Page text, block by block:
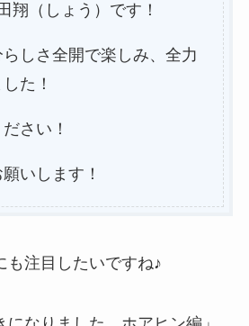
翔（しょう）です！
しさ全開で楽しみ、全力
た！
さい！
いします！
も注目したいですね♪